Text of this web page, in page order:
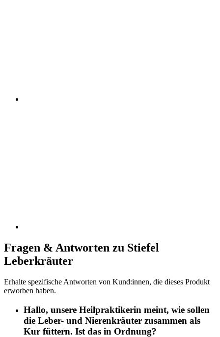
Fragen & Antworten zu Stiefel
Leberkräuter
Erhalte spezifische Antworten von Kund:innen, die dieses Produkt
erworben haben.
Hallo, unsere Heilpraktikerin meint, wie sollen
die Leber- und Nierenkräuter zusammen als
Kur füttern. Ist das in Ordnung?